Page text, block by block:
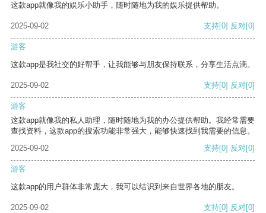
这款app就像我的娱乐小助手，随时随地为我的娱乐提供帮助。
2025-09-02 支持[0] 反对[0]
游客
这款app是我社交的好帮手，让我能够与朋友保持联系，分享生活点滴。
2025-09-02 支持[0] 反对[0]
游客
这款app就像我的私人助理，随时随地为我的办公提供帮助。我经常需要
查找资料，这款app的搜索功能非常强大，能够快速找到我需要的信息。
2025-09-02
支持[0] 反对[0]
游客
这款app的用户群体非常庞大，我可以结识到来自世界各地的朋友。
2025-09-02 支持[0] 反对[0]